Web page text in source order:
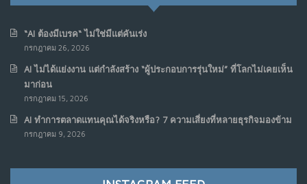
6
7
เมื่อรัฐบาลเริ่มคิดแบบแพลตฟอร์ม : AI กำลังเปลี่ยนรัฐ
ราชการไปตลอดกาล
NO COMMENTS
“AI ต้องมีเบรค“ ไม่ใช่มีแต่คันเร่ง
กรกฎาคม 26, 2026
AI ไม่ได้แย่งงาน แต่กำลังสร้าง “ผู้ประกอบการรุ่นใหม่” ที่โลกไม่เคยเห็น
มาก่อน
กรกฎาคม 15, 2026
AI ทำการตลาดแทนคุณได้จริงหรือ? 7 ความเสี่ยงที่หลายธุรกิจมองข้าม
กรกฎาคม 9, 2026